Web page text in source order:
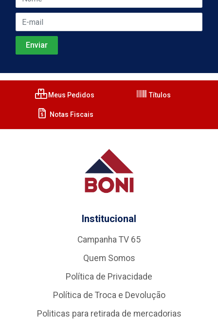
Meus Pedidos Títulos
Notas Fiscais
Institucional
Campanha TV 65
Quem Somos
Política de Privacidade
Política de Troca e Devolução
Politicas para retirada de mercadorias